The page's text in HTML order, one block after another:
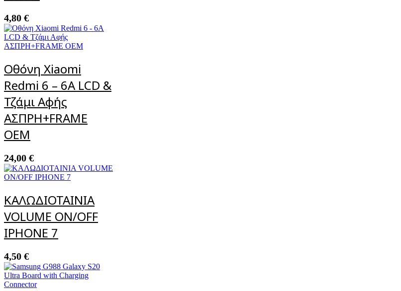
4,80 €
Οθόνη Xiaomi
Redmi 6 – 6A LCD &
Τζάμι Αφής
ΑΣΠΡΗ+FRAME
OEM
24,00 €
ΚΑΛΩΔΙΟΤΑΙΝΙΑ
VOLUME ON/OFF
IPHONE 7
4,50 €